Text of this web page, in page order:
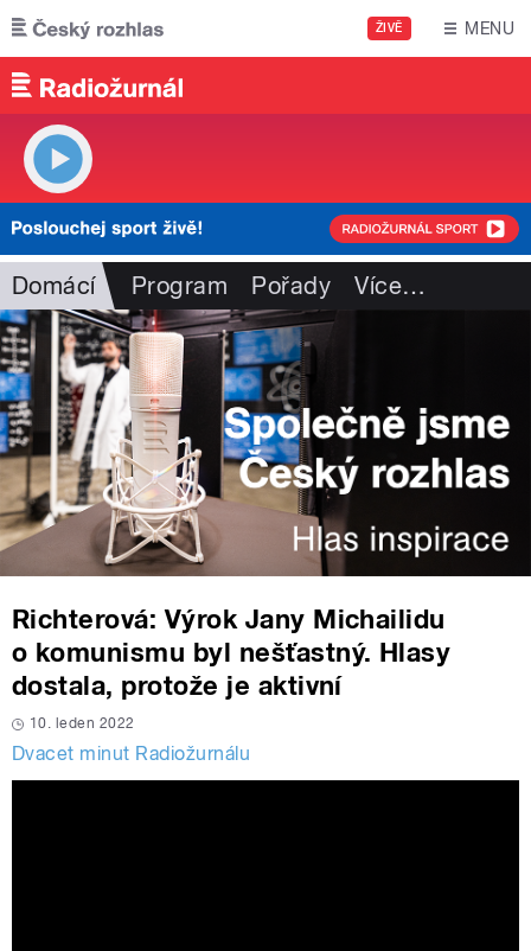
Přejít k hlavnímu obsahu
ŽIVĚ MENU
Domácí Program Pořady Více…
Richterová: Výrok Jany Michailidu
o komunismu byl nešťastný. Hlasy
dostala, protože je aktivní
10. leden 2022
Dvacet minut Radiožurnálu